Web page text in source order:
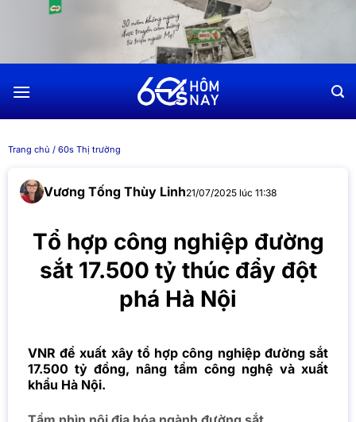
dung
Trang chủ / 60s Thị trường
Vương Tống Thùy Linh21/07/2025 lúc 11:38
Tổ hợp công nghiệp đường
sắt 17.500 tỷ thúc đẩy đột
phá Hà Nội
VNR đề xuất xây tổ hợp công nghiệp đường sắt
17.500 tỷ đồng, nâng tầm công nghệ và xuất
khẩu Hà Nội.